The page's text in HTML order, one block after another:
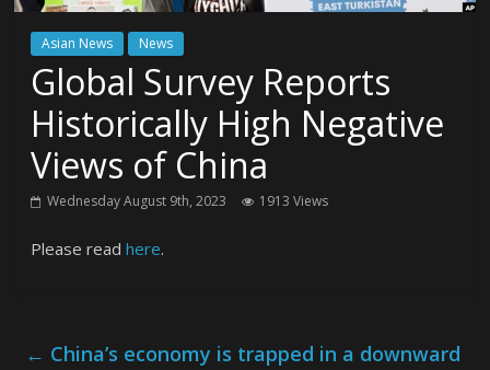
Asian News News
Global Survey Reports
Historically High Negative
Views of China
Wednesday August 9th, 2023 1913 Views
Please readhere.
← China’s economy is trapped in a downward